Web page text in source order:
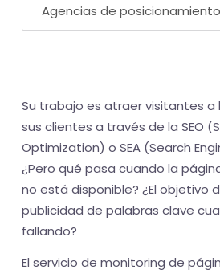
Su trabajo es atraer visitantes a
sus clientes a través de la SEO
Optimization) o SEA (Search
¿Pero qué pasa cuando la
no está disponible? ¿El objetivo
publicidad de palabras clave
fallando?
El servicio de monitoring de